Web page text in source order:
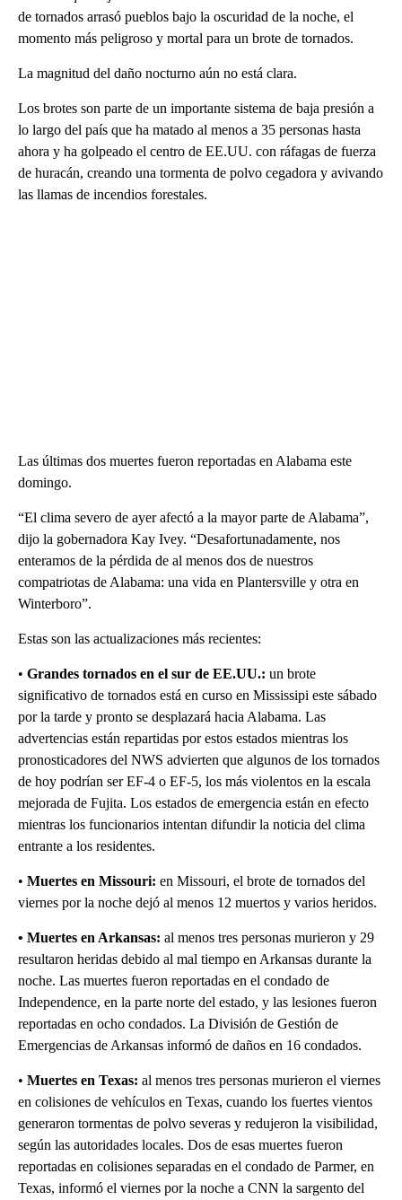
de tornados arrasó pueblos bajo la oscuridad de la noche, el
momento más peligroso y mortal para un brote de tornados.
La magnitud del daño nocturno aún no está clara.
Los brotes son parte de un importante sistema de baja presión a
lo largo del país que ha matado al menos a 35 personas hasta
ahora y ha golpeado el centro de EE.UU. con ráfagas de fuerza
de huracán, creando una tormenta de polvo cegadora y avivando
las llamas de incendios forestales.
Las últimas dos muertes fueron reportadas en Alabama este
domingo.
“El clima severo de ayer afectó a la mayor parte de Alabama”,
dijo la gobernadora Kay Ivey. “Desafortunadamente, nos
enteramos de la pérdida de al menos dos de nuestros
compatriotas de Alabama: una vida en Plantersville y otra en
Winterboro”.
Estas son las actualizaciones más recientes:
• Grandes tornados en el sur de EE.UU.: un brote
significativo de tornados está en curso en Mississipi este sábado
por la tarde y pronto se desplazará hacia Alabama. Las
advertencias están repartidas por estos estados mientras los
pronosticadores del NWS advierten que algunos de los tornados
de hoy podrían ser EF-4 o EF-5, los más violentos en la escala
mejorada de Fujita. Los estados de emergencia están en efecto
mientras los funcionarios intentan difundir la noticia del clima
entrante a los residentes.
• Muertes en Missouri: en Missouri, el brote de tornados del
viernes por la noche dejó al menos 12 muertos y varios heridos.
• Muertes en Arkansas: al menos tres personas murieron y 29
resultaron heridas debido al mal tiempo en Arkansas durante la
noche. Las muertes fueron reportadas en el condado de
Independence, en la parte norte del estado, y las lesiones fueron
reportadas en ocho condados. La División de Gestión de
Emergencias de Arkansas informó de daños en 16 condados.
• Muertes en Texas: al menos tres personas murieron el viernes
en colisiones de vehículos en Texas, cuando los fuertes vientos
generaron tormentas de polvo severas y redujeron la visibilidad,
según las autoridades locales. Dos de esas muertes fueron
reportadas en colisiones separadas en el condado de Parmer, en
Texas, informó el viernes por la noche a CNN la sargento del